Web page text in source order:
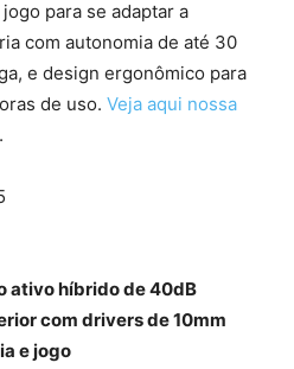
para se adaptar a
com autonomia de até 30
e design ergonômico para
de uso. Veja aqui nossa
.
ativo híbrido de 40dB
com drivers de 10mm
e jogo